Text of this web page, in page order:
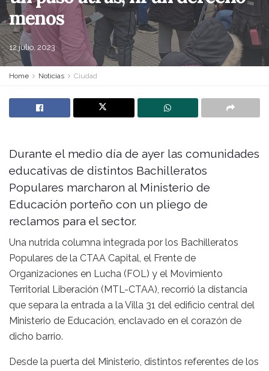
menos
12 julio, 2023
Home Noticias Ciudad
Durante el medio día de ayer las comunidades
educativas de distintos Bachilleratos
Populares marcharon al Ministerio de
Educación porteño con un pliego de
reclamos para el sector.
Una nutrida columna integrada por los Bachilleratos
Populares de la CTAA Capital, el Frente de
Organizaciones en Lucha (FOL) y el Movimiento
Territorial Liberación (MTL-CTAA), recorrió la distancia
que separa la entrada a la Villa 31 del edificio central del
Ministerio de Educación, enclavado en el corazón de
dicho barrio.
Desde la puerta del Ministerio, distintos referentes de los